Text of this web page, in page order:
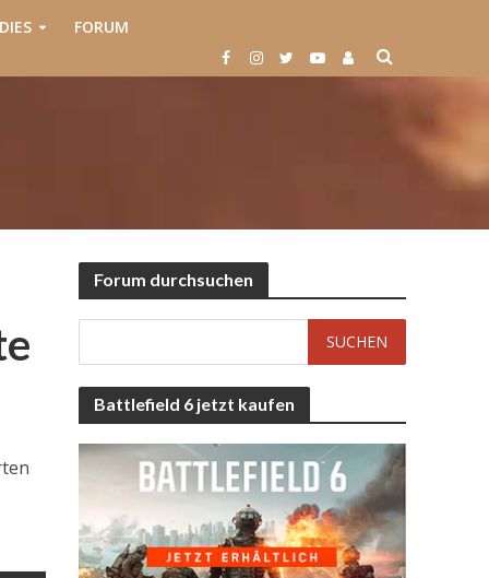
FORUM
Forum durchsuchen
Battlefield 6 jetzt kaufen